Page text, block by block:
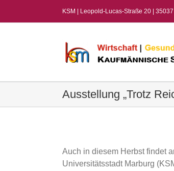
KSM | Leopold-Lucas-Straße 20 |
Ausstellung „Trotz
Auch in diesem Herbst findet
Universitätsstadt Marburg